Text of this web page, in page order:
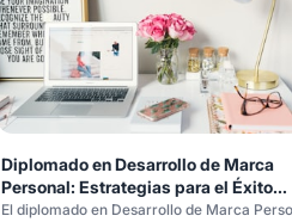
Diplomado en Desarrollo de Marca
Personal: Estrategias para el Éxito
Profesional - U4LIFE
El diplomado en Desarrollo de Marca